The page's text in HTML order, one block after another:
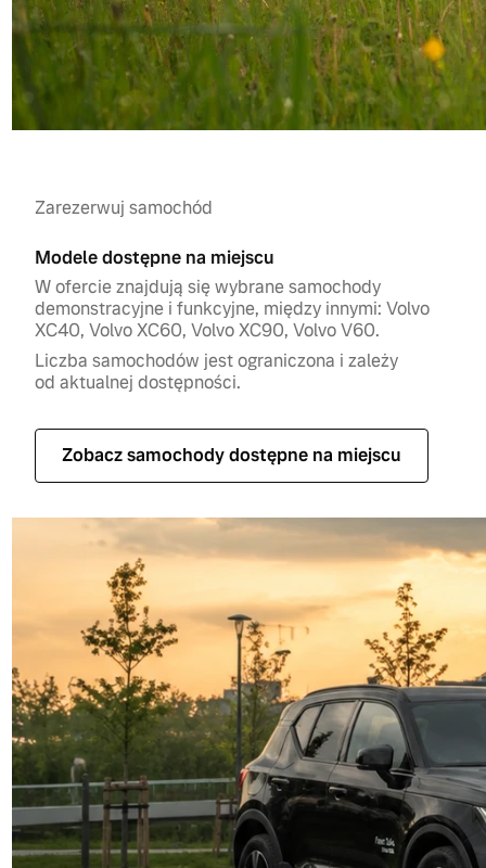
Zarezerwuj samochód
Modele dostępne na miejscu
W ofercie znajdują się wybrane samochody
demonstracyjne i funkcyjne, między innymi: Volvo
XC40, Volvo XC60, Volvo XC90, Volvo V60.
Liczba samochodów jest ograniczona i zależy
od aktualnej dostępności.
Zobacz samochody dostępne na miejscu